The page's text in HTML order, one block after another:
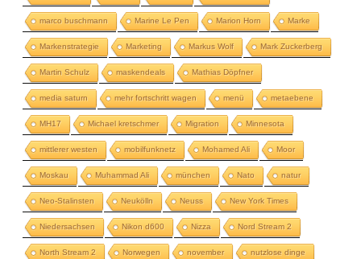
marco buschmann Marine Le Pen Marion Horn Marke
Markenstrategie Marketing Markus Wolf Mark Zuckerberg
Martin Schulz maskendeals Mathias Döpfner
media saturn mehr fortschritt wagen menü metaebene
MH17 Michael kretschmer Migration Minnesota
mittlerer westen mobilfunknetz Mohamed Ali Moor
Moskau Muhammad Ali münchen Nato natur
Neo-Stalinsten Neukölln Neuss New York Times
Niedersachsen Nikon d600 Nizza Nord Stream 2
North Stream 2 Norwegen november nutzlose dinge